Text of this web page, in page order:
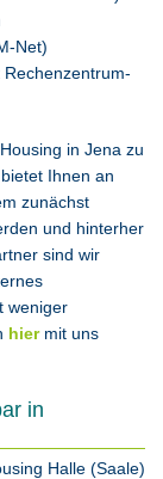
Net)
in Jena zu
Ihnen an
zunächst
und hinterher
sind wir
weniger
hiermit uns
in
Halle (Saale)